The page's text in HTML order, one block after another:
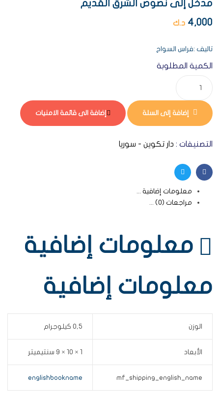
مدخل إلى نصوص الشرق القديم
4,000 د.ك
تاليف :فراس السواح
الكمية المطلوبة
إضافة إلى السلة إضافة الى قائمة الامنيات
التصنيفات : دار تكوين - سوريا
Facebook
Twitter
معلومات إضافية
مراجعات (0)
معلومات إضافية
معلومات إضافية
الوزن 0,5 كيلوجرام
الأبعاد 1 × 10 × 9 سنتيميتر
mf_shipping_english_name
englishbookname